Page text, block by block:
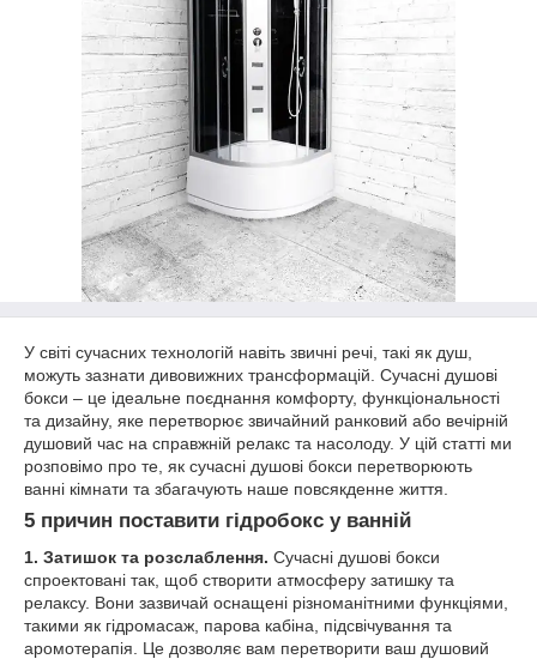
У світі сучасних технологій навіть звичні речі, такі як душ,
можуть зазнати дивовижних трансформацій. Сучасні душові
бокси – це ідеальне поєднання комфорту, функціональності
та дизайну, яке перетворює звичайний ранковий або вечірній
душовий час на справжній релакс та насолоду. У цій статті ми
розповімо про те, як сучасні душові бокси перетворюють
ванні кімнати та збагачують наше повсякденне життя.
5 причин поставити гідробокс у ванній
1. Затишок та розслаблення. Сучасні душові бокси
спроектовані так, щоб створити атмосферу затишку та
релаксу. Вони зазвичай оснащені різноманітними функціями,
такими як гідромасаж, парова кабіна, підсвічування та
аромотерапія. Це дозволяє вам перетворити ваш душовий